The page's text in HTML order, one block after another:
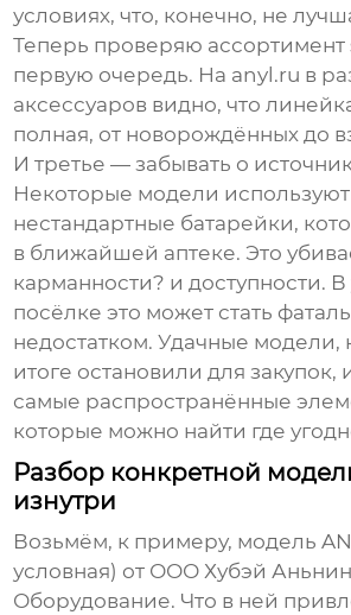
условиях, что, конечно, не
Теперь проверяю ассортимент
первую очередь. На anyl.ru в
аксессуаров видно, что
полная, от новорождённых до
И третье — забывать о
Некоторые модели
нестандартные батарейки,
в ближайшей аптеке. Это
карманности? и доступности.
посёлке это может стать
недостатком. Удачные модели,
итоге остановили для закупок,
самые распространённые
которые можно найти где
Разбор конкретной
изнутри
Возьмём, к примеру, модель
условная) от ООО Хубэй
Оборудование. Что в ней